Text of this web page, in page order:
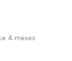
4 meses